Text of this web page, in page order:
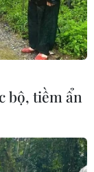
bộ, tiềm ẩn